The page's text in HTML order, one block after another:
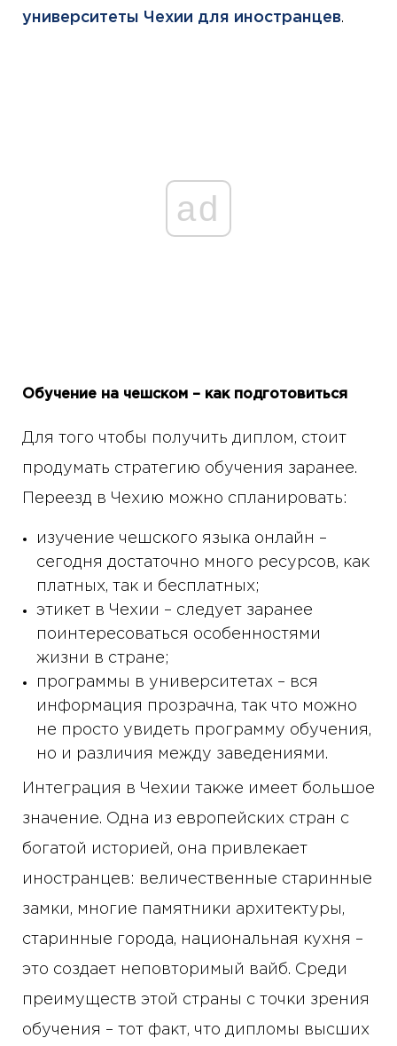
университеты Чехии для иностранцев.
ad
Обучение на чешском – как подготовиться
Для того чтобы получить диплом, стоит
продумать стратегию обучения заранее.
Переезд в Чехию можно спланировать:
изучение чешского языка онлайн –
сегодня достаточно много ресурсов, как
платных, так и бесплатных;
этикет в Чехии – следует заранее
поинтересоваться особенностями
жизни в стране;
программы в университетах – вся
информация прозрачна, так что можно
не просто увидеть программу обучения,
но и различия между заведениями.
Интеграция в Чехии также имеет большое
значение. Одна из европейских стран с
богатой историей, она привлекает
иностранцев: величественные старинные
замки, многие памятники архитектуры,
старинные города, национальная кухня –
это создает неповторимый вайб. Среди
преимуществ этой страны с точки зрения
обучения – тот факт, что дипломы высших